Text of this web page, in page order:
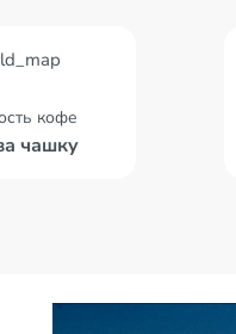
кофе
чашку